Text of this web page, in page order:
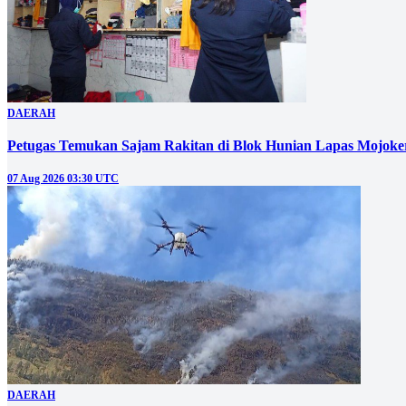
DAERAH
Petugas Temukan Sajam Rakitan di Blok Hunian Lapas
07 Aug 2026 03:30 UTC
DAERAH